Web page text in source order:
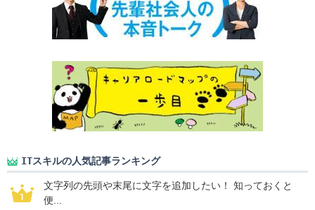
ITスキルの人気記事ランキング
文字列の先頭や末尾に文字を追加したい！ 知っておくと
便...